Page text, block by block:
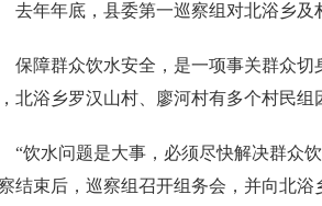
去年年底，县委第一巡察组对北浴乡及
保障群众饮水安全，是一项事关群众
北浴乡罗汉山村、廖河村有多个村民组
“饮水问题是大事，必须尽快解决群众
结束后，巡察组召开组务会，并向北浴